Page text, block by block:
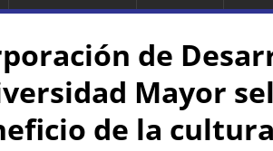
de
Mayor
de la